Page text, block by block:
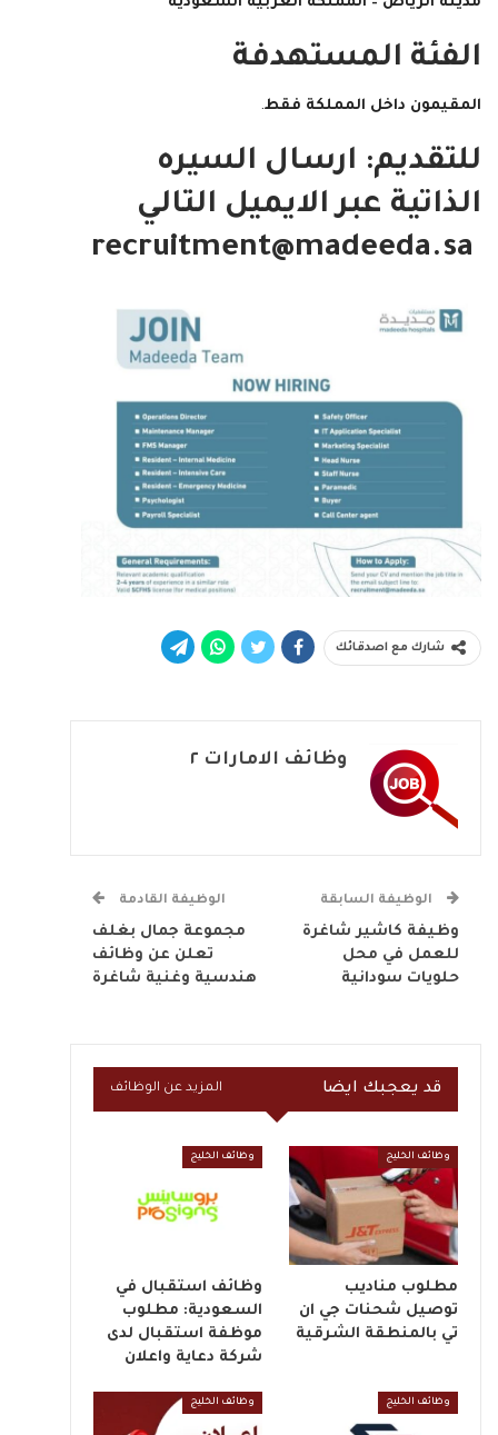
الفئة المستهدفة
المقيمون داخل المملكة فقط.
للتقديم: ارسال السيره
الذاتية عبر الايميل التالي
شارك مع اصدقائك
وظائف الامارات ٢
الوظيفة السابقة
وظيفة كاشير شاغرة
للعمل في محل
حلويات سودانية
الوظيفة القادمة
مجموعة جمال بغلف
تعلن عن وظائف
هندسية وغنية شاغرة
قد يعجبك ايضا المزيد عن الوظائف
وظائف الخليج
مطلوب مناديب
توصيل شحنات جي ان
تي بالمنطقة الشرقية
وظائف الخليج
وظائف استقبال في
السعودية: مطلوب
موظفة استقبال لدى
شركة دعاية واعلان
وظائف الخليج وظائف الخليج